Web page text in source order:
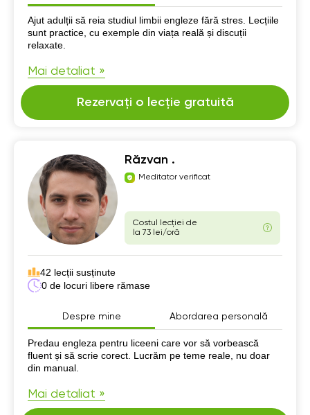
Despre mine
Ajut adulții să reia studiul limbii engleze fără stres. Lecțiile
sunt practice, cu exemple din viața reală și discuții
relaxate.
Mai detaliat »
Rezervați o lecție gratuită
Răzvan .
Meditator verificat
Costul lecției de
la 73 lei/oră
42 lecții susținute
0 de locuri libere rămase
Despre mine Abordarea personală
Despre mine
Predau engleza pentru liceeni care vor să vorbească
fluent și să scrie corect. Lucrăm pe teme reale, nu doar
din manual.
Mai detaliat »